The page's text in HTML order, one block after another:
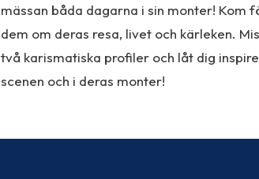
mässan båda dagarna i sin monter! Kom
dem om deras resa, livet och kärleken.
två karismatiska profiler och låt dig
scenen och i deras monter!